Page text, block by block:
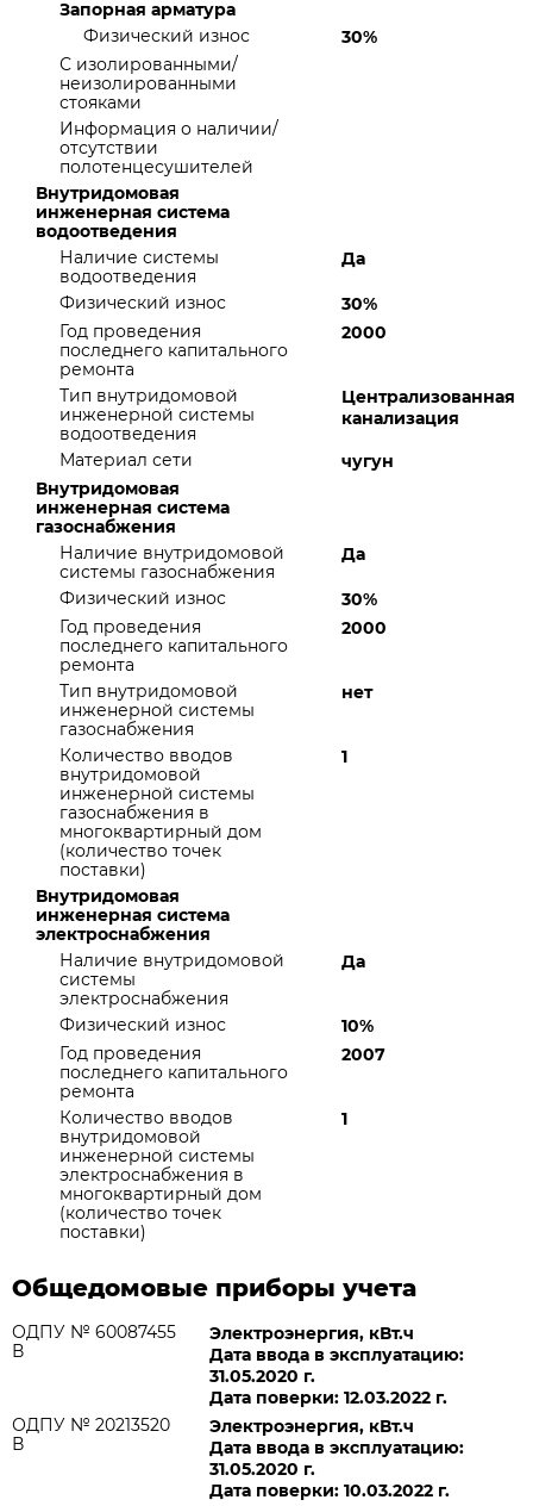
Запорная арматура
Физический износ
30%
С изолированными/
неизолированными
стояками
Информация о наличии/
отсутствии
полотенцесушителей
Внутридомовая
инженерная система
водоотведения
Наличие системы
водоотведения
Да
Физический износ
30%
Год проведения
последнего капитального
ремонта
2000
Тип внутридомовой
инженерной системы
водоотведения
Централизованная
канализация
Материал сети
чугун
Внутридомовая
инженерная система
газоснабжения
Наличие внутридомовой
системы газоснабжения
Да
Физический износ
30%
Год проведения
последнего капитального
ремонта
2000
Тип внутридомовой
инженерной системы
газоснабжения
нет
Количество вводов
внутридомовой
инженерной системы
газоснабжения в
многоквартирный дом
(количество точек
поставки)
1
Внутридомовая
инженерная система
электроснабжения
Наличие внутридомовой
системы
электроснабжения
Да
Физический износ
10%
Год проведения
последнего капитального
ремонта
2007
Количество вводов
внутридомовой
инженерной системы
электроснабжения в
многоквартирный дом
(количество точек
поставки)
1
Общедомовые приборы учета
ОДПУ № 60087455
В
Электроэнергия, кВт.ч
Дата ввода в эксплуатацию:
31.05.2020 г.
Дата поверки: 12.03.2022 г.
ОДПУ № 20213520
В
Электроэнергия, кВт.ч
Дата ввода в эксплуатацию:
31.05.2020 г.
Дата поверки: 10.03.2022 г.